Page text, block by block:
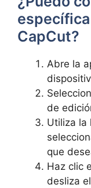
CapCut?
Abre la
de
Utiliza la
que
Haz clic
desliza